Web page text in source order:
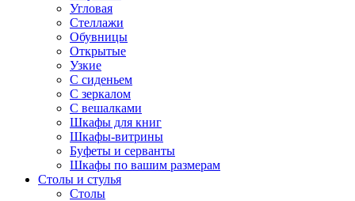
Угловая
Стеллажи
Обувницы
Открытые
Узкие
С сиденьем
С зеркалом
С вешалками
Шкафы для книг
Шкафы-витрины
Буфеты и серванты
Шкафы по вашим размерам
Столы и стулья
Столы